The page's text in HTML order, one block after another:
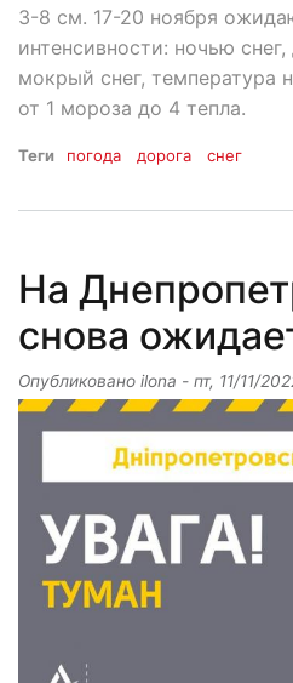
3-8 см. 17-20 ноября
интенсивности: ночью
мокрый снег, температура
от 1 мороза до 4 тепла.
Теги погода дорога снег
На
снова
Опубликовано ilona - пт, 11/11/